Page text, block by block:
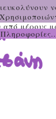
από μέρους